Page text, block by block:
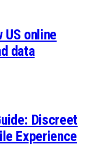
online
data
Discreet
Experience